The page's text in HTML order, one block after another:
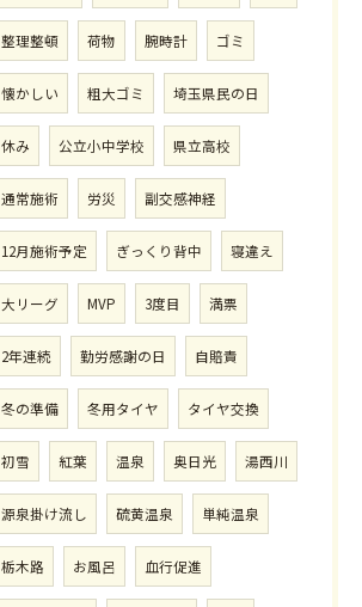
整理整頓 荷物 腕時計 ゴミ
懐かしい 粗大ゴミ 埼玉県民の日
休み 公立小中学校 県立高校
通常施術 労災 副交感神経
12月施術予定 ぎっくり背中 寝違え
大リーグ MVP 3度目 満票
2年連続 勤労感謝の日 自賠責
冬の準備 冬用タイヤ タイヤ交換
初雪 紅葉 温泉 奥日光 湯西川
源泉掛け流し 硫黄温泉 単純温泉
栃木路 お風呂 血行促進